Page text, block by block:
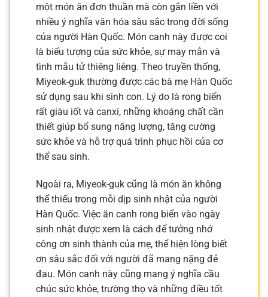
một món ăn đơn thuần mà còn gắn liền với
nhiều ý nghĩa văn hóa sâu sắc trong đời sống
của người Hàn Quốc. Món canh này được coi
là biểu tượng của sức khỏe, sự may mắn và
tình mẫu tử thiêng liêng. Theo truyền thống,
Miyeok-guk thường được các bà mẹ Hàn Quốc
sử dụng sau khi sinh con. Lý do là rong biển
rất giàu iốt và canxi, những khoáng chất cần
thiết giúp bổ sung năng lượng, tăng cường
sức khỏe và hỗ trợ quá trình phục hồi của cơ
thể sau sinh.
Ngoài ra, Miyeok-guk cũng là món ăn không
thể thiếu trong mỗi dịp sinh nhật của người
Hàn Quốc. Việc ăn canh rong biển vào ngày
sinh nhật được xem là cách để tưởng nhớ
công ơn sinh thành của mẹ, thể hiện lòng biết
ơn sâu sắc đối với người đã mang nặng đẻ
đau. Món canh này cũng mang ý nghĩa cầu
chúc sức khỏe, trường thọ và những điều tốt